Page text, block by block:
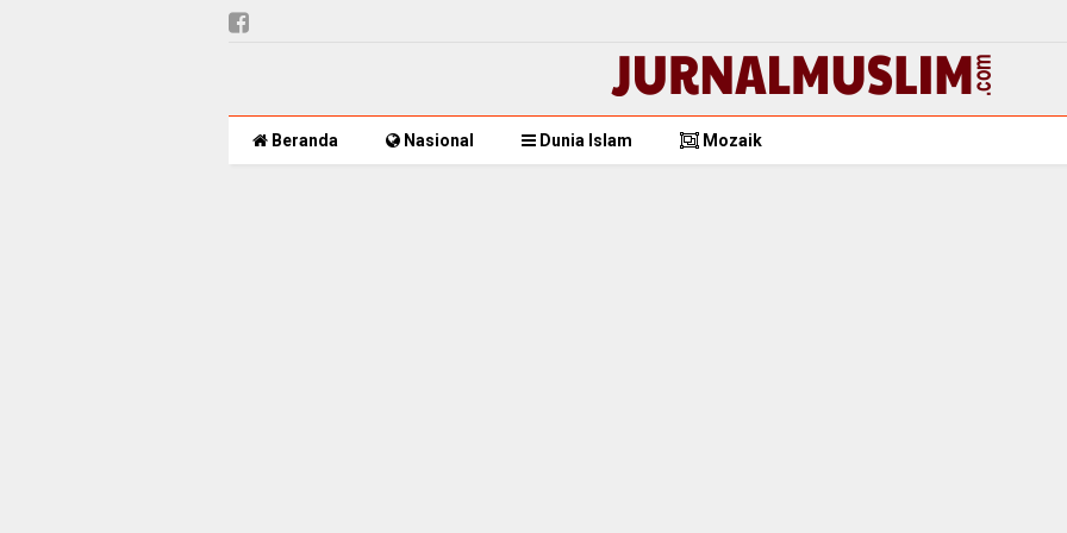
Beranda Nasional Dunia Islam Mozaik